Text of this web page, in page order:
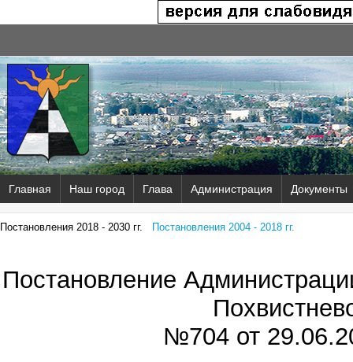
Главная Наш город Глава Администрация Документы
Постановления 2018 - 2030 гг. Постановления 2004 - 2018 гг.
Постановление
№704 от